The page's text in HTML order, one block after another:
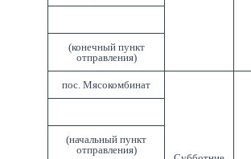
(конечный пункт
отправления)
пос. Мясокомбинат
(начальный пункт
отправления)